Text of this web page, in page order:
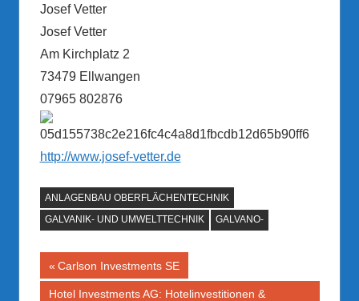
Josef Vetter
Josef Vetter
Am Kirchplatz 2
73479 Ellwangen
07965 802876
http://www.josef-vetter.de
ANLAGENBAU OBERFLÄCHENTECHNIK
GALVANIK- UND UMWELTTECHNIK
GALVANO-
Beitragsnavigation
Vorheriger
Beitrag:
Carlson Investments SE
Nächster
Hotel Investments AG: Hotelinvestitionen &